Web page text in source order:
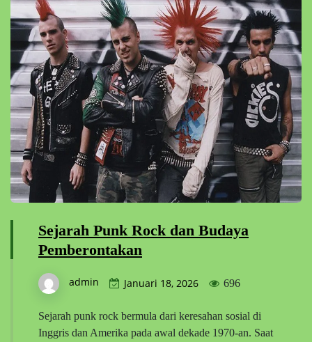
Sejarah Punk Rock dan Budaya
Pemberontakan
admin Januari 18, 2026 696
Sejarah punk rock bermula dari keresahan sosial di
Inggris dan Amerika pada awal dekade 1970-an. Saat